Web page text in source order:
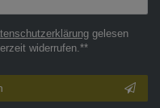
gelesen
widerrufen.**